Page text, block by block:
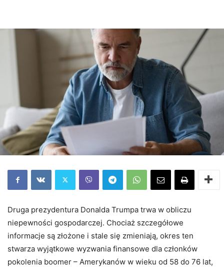
Druga prezydentura Donalda Trumpa trwa w obliczu
niepewności gospodarczej. Chociaż szczegółowe
informacje są złożone i stale się zmieniają, okres ten
stwarza wyjątkowe wyzwania finansowe dla członków
pokolenia boomer – Amerykanów w wieku od 58 do 76 lat,